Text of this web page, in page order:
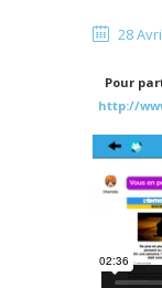
28
Pour
http://